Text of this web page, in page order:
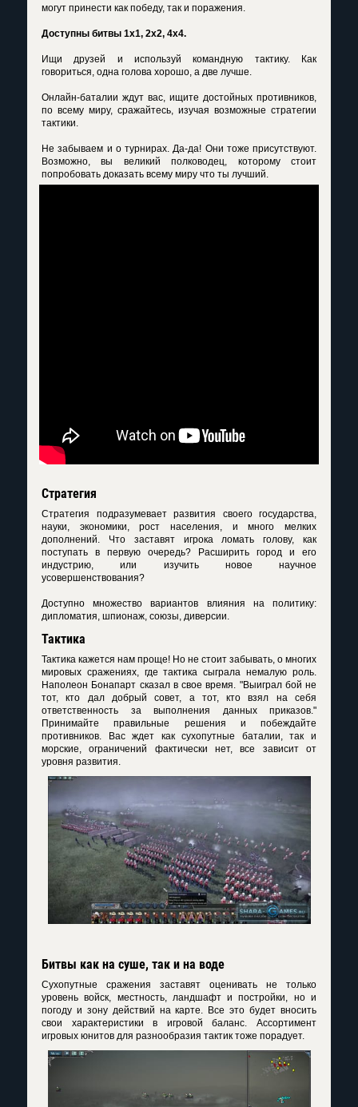
могут принести как победу, так и поражения.
Доступны битвы 1х1, 2х2, 4х4.
Ищи друзей и используй командную тактику. Как
говориться, одна голова хорошо, а две лучше.
Онлайн-баталии ждут вас, ищите достойных противников,
по всему миру, сражайтесь, изучая возможные стратегии
тактики.
Не забываем и о турнирах. Да-да! Они тоже присутствуют.
Возможно, вы великий полководец, которому стоит
попробовать доказать всему миру что ты лучший.
Стратегия
Стратегия подразумевает развития своего государства,
науки, экономики, рост населения, и много мелких
дополнений. Что заставят игрока ломать голову, как
поступать в первую очередь? Расширить город и его
индустрию, или изучить новое научное
усовершенствования?
Доступно множество вариантов влияния на политику:
дипломатия, шпионаж, союзы, диверсии.
Тактика
Тактика кажется нам проще! Но не стоит забывать, о многих
мировых сражениях, где тактика сыграла немалую роль.
Наполеон Бонапарт сказал в свое время. "Выиграл бой не
тот, кто дал добрый совет, а тот, кто взял на себя
ответственность за выполнения данных приказов."
Принимайте правильные решения и побеждайте
противников. Вас ждет как сухопутные баталии, так и
морские, ограничений фактически нет, все зависит от
уровня развития.
Битвы как на суше, так и на воде
Сухопутные сражения заставят оценивать не только
уровень войск, местность, ландшафт и постройки, но и
погоду и зону действий на карте. Все это будет вносить
свои характеристики в игровой баланс. Ассортимент
игровых юнитов для разнообразия тактик тоже порадует.